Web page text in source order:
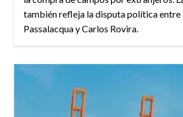
también refleja la disputa política
Passalacqua y Carlos Rovira.